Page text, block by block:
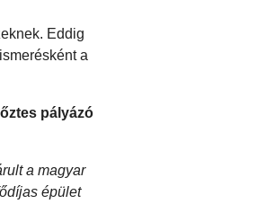
Eddig
a
pályázó
a magyar
épület